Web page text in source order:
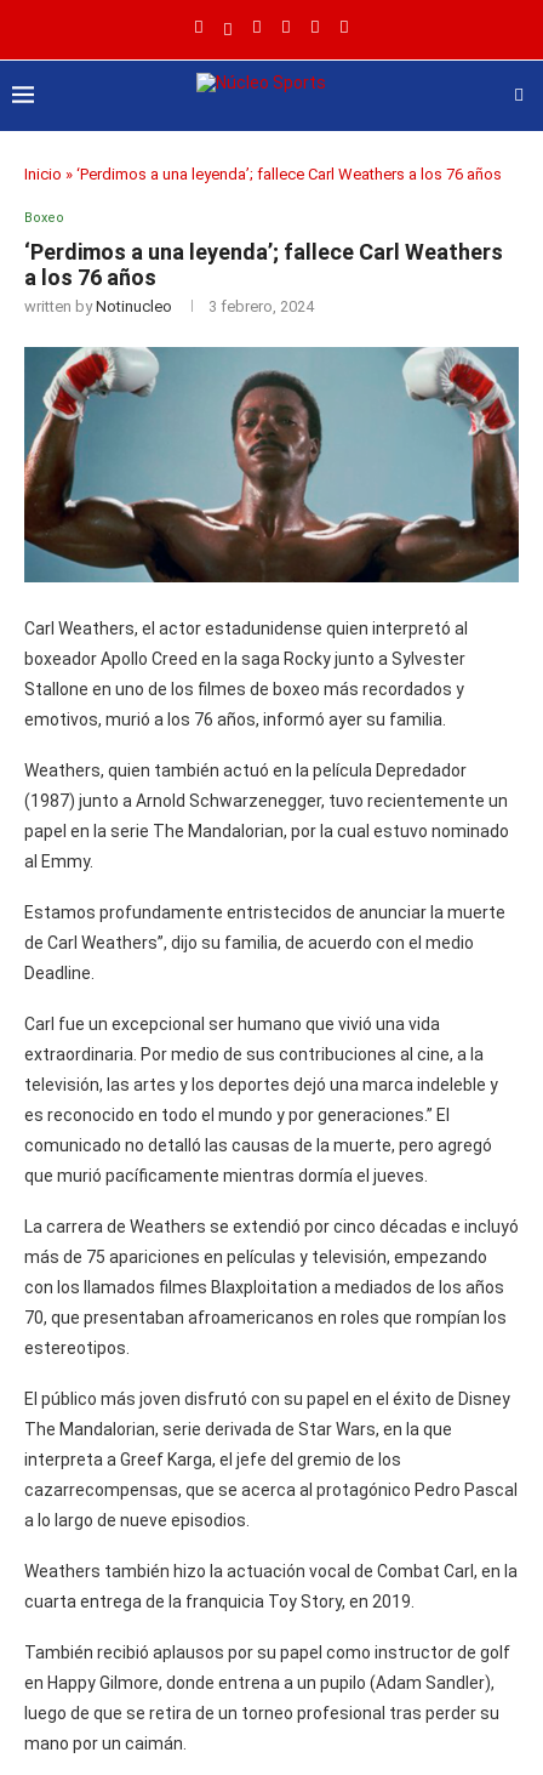
Inicio » ‘Perdimos a una leyenda’; fallece Carl Weathers a los 76 años
Boxeo
‘Perdimos a una leyenda’; fallece Carl Weathers
a los 76 años
written byNotinucleo 3 febrero, 2024
Carl Weathers, el actor estadunidense quien interpretó al
boxeador Apollo Creed en la saga Rocky junto a Sylvester
Stallone en uno de los filmes de boxeo más recordados y
emotivos, murió a los 76 años, informó ayer su familia.
Weathers, quien también actuó en la película Depredador
(1987) junto a Arnold Schwarzenegger, tuvo recientemente un
papel en la serie The Mandalorian, por la cual estuvo nominado
al Emmy.
Estamos profundamente entristecidos de anunciar la muerte
de Carl Weathers”, dijo su familia, de acuerdo con el medio
Deadline.
Carl fue un excepcional ser humano que vivió una vida
extraordinaria. Por medio de sus contribuciones al cine, a la
televisión, las artes y los deportes dejó una marca indeleble y
es reconocido en todo el mundo y por generaciones.” El
comunicado no detalló las causas de la muerte, pero agregó
que murió pacíficamente mientras dormía el jueves.
La carrera de Weathers se extendió por cinco décadas e incluyó
más de 75 apariciones en películas y televisión, empezando
con los llamados filmes Blaxploitation a mediados de los años
70, que presentaban afroamericanos en roles que rompían los
estereotipos.
El público más joven disfrutó con su papel en el éxito de Disney
The Mandalorian, serie derivada de Star Wars, en la que
interpreta a Greef Karga, el jefe del gremio de los
cazarrecompensas, que se acerca al protagónico Pedro Pascal
a lo largo de nueve episodios.
Weathers también hizo la actuación vocal de Combat Carl, en la
cuarta entrega de la franquicia Toy Story, en 2019.
También recibió aplausos por su papel como instructor de golf
en Happy Gilmore, donde entrena a un pupilo (Adam Sandler),
luego de que se retira de un torneo profesional tras perder su
mano por un caimán.